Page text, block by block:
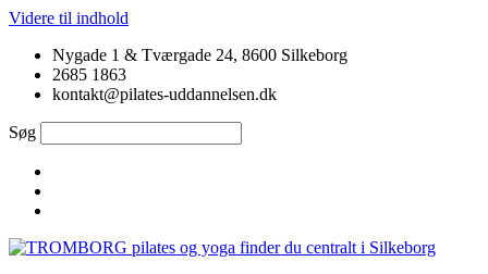
Videre til indhold
Nygade 1 & Tværgade 24, 8600 Silkeborg
2685 1863
kontakt@pilates-uddannelsen.dk
Søg